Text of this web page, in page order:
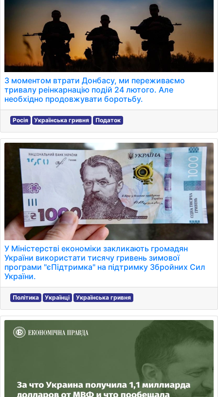
З моментом втрати Донбасу, ми переживаємо
тривалу реінкарнацію подій 24 лютого. Але
необхідно продовжувати боротьбу.
Росія Українська гривня Податок
У Міністерстві економіки закликають громадян
України використати тисячу гривень зимової
програми "єПідтримка" на підтримку Збройних Сил
України.
Політика Українці Українська гривня